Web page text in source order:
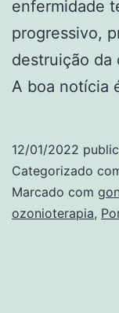
enfermidade
progressivo,
destruição da
A boa notícia
12/01/2022
Categorizado
Marcado com
ozonioterapia,